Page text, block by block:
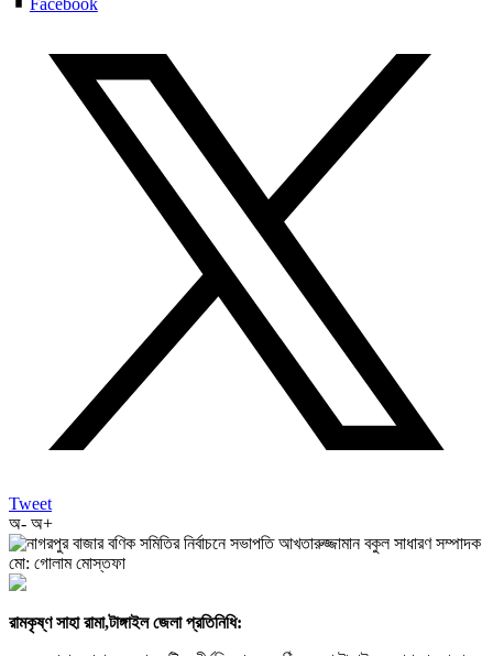
Tweet
অ- অ+
রামকৃষ্ণ সাহা রামা,টাঙ্গাইল জেলা প্রতিনিধি: